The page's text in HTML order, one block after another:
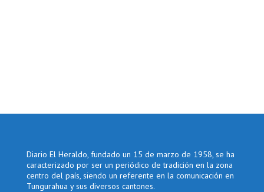
Diario El Heraldo, fundado un 15 de marzo de 1958, se ha
caracterizado por ser un periódico de tradición en la zona
centro del país, siendo un referente en la comunicación en
Tungurahua y sus diversos cantones.